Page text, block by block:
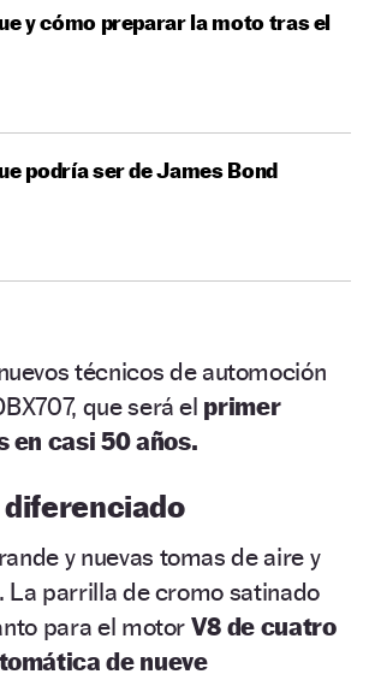
y cómo preparar la moto tras el
podría ser de James Bond
técnicos de automoción
que será el primer
en casi 50 años.
y nuevas tomas de aire y
parrilla de cromo satinado
para el motorV8 de cuatro
de nueve